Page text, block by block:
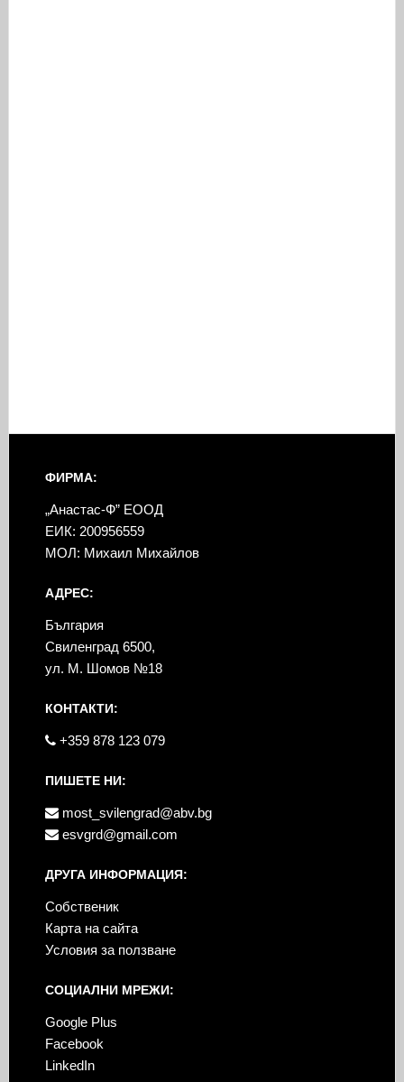
ФИРМА:
„Анастас-Ф” ЕООД
ЕИК: 200956559
МОЛ: Михаил Михайлов
АДРЕС:
България
Свиленград 6500,
ул. М. Шомов №18
КОНТАКТИ:
+359 878 123 079
ПИШЕТЕ НИ:
most_svilengrad@abv.bg
esvgrd@gmail.com
ДРУГА ИНФОРМАЦИЯ:
Собственик
Карта на сайта
Условия за ползване
СОЦИАЛНИ МРЕЖИ:
Google Plus
Facebook
LinkedIn